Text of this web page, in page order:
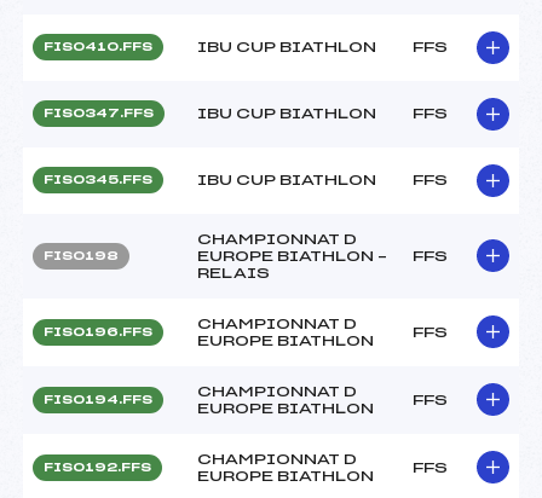
FIS0410.FFS IBU CUP BIATHLON FFS
FIS0347.FFS IBU CUP BIATHLON FFS
FIS0345.FFS IBU CUP BIATHLON FFS
FIS0198
CHAMPIONNAT D
EUROPE BIATHLON –
RELAIS
FFS
FIS0196.FFS
CHAMPIONNAT D
EUROPE BIATHLON
FFS
FIS0194.FFS
CHAMPIONNAT D
EUROPE BIATHLON
FFS
FIS0192.FFS
CHAMPIONNAT D
EUROPE BIATHLON
FFS